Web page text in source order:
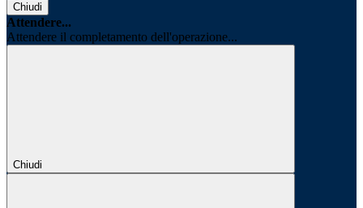
Chiudi
Attendere...
Attendere il completamento dell'operazione...
Chiudi